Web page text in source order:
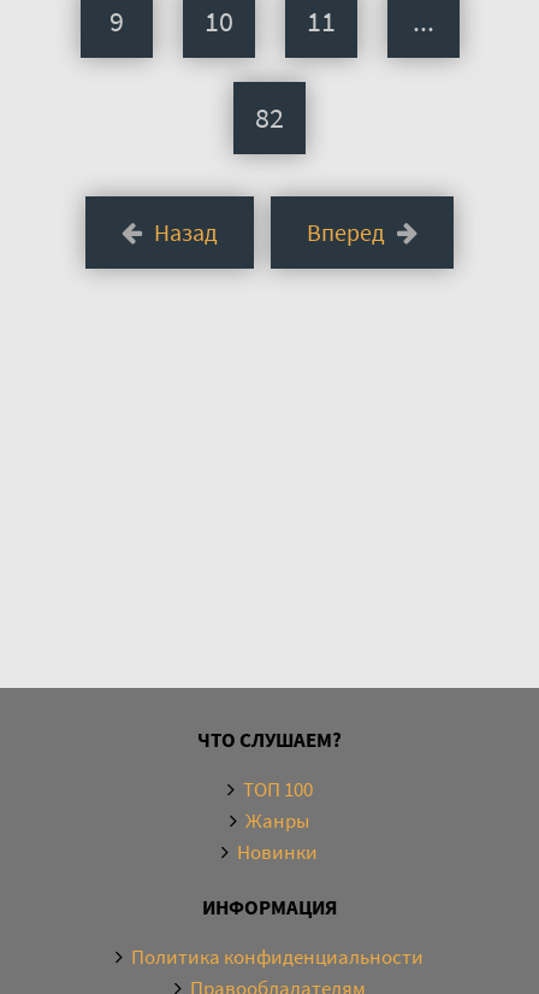
Назад
9 10 11 ...
82
Вперед
ЧТО СЛУШАЕМ?
ТОП 100
Жанры
Новинки
ИНФОРМАЦИЯ
Политика конфиденциальности
Правообладателям